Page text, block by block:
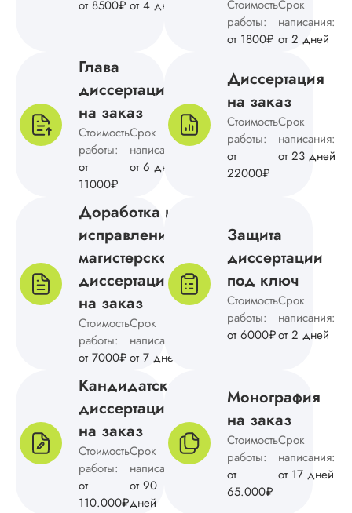
от 8500₽ от 4 дней
Стоимость
работы:
от 1800₽
Срок
написания:
от 2 дней
Глава
диссертации
на заказ
Стоимость
работы:
от
11000₽
Срок
написания:
от 6 дней
Диссертация
на заказ
Стоимость
работы:
от
22000₽
Срок
написания:
от 23 дней
Доработка и
исправление
магистерской
диссертации
на заказ
Стоимость
работы:
от 7000₽
Срок
написания:
от 7 дней
Защита
диссертации
под ключ
Стоимость
работы:
от 6000₽
Срок
написания:
от 2 дней
Кандидатская
диссертация
на заказ
Стоимость
работы:
от
110.000₽
Срок
написания:
от 90
дней
Монография
на заказ
Стоимость
работы:
от
65.000₽
Срок
написания:
от 17 дней
Ольга Н.
Вид работы:
Магистерские
диссертации
Дата:2024-12-10
Магистерскую
без ошибок, на
доработку не
отправляла.
всего
создали
обзор, подвели
заключении и
обосновали
помощь.
Аня